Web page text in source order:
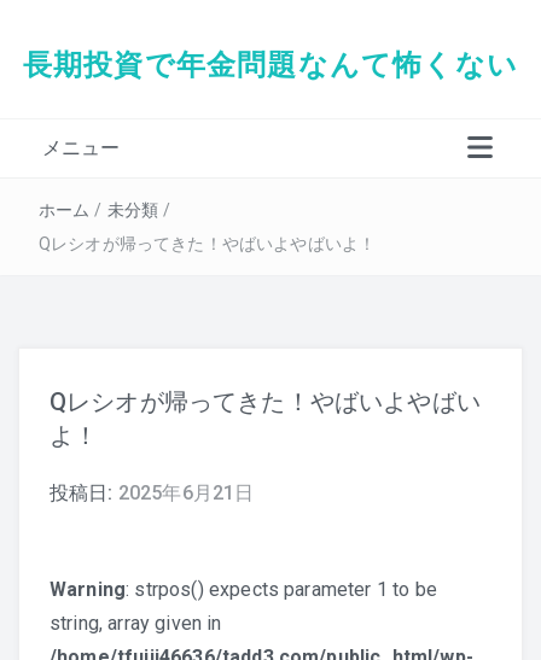
長期投資で年金問題なんて怖くない
メニュー
タダシの経歴
ホーム / 未分類 /
Qレシオが帰ってきた！やばいよやばいよ！
Qレシオが帰ってきた！やばいよやばい
よ！
投稿日: 2025年6月21日
Warning: strpos() expects parameter 1 to be
string, array given in